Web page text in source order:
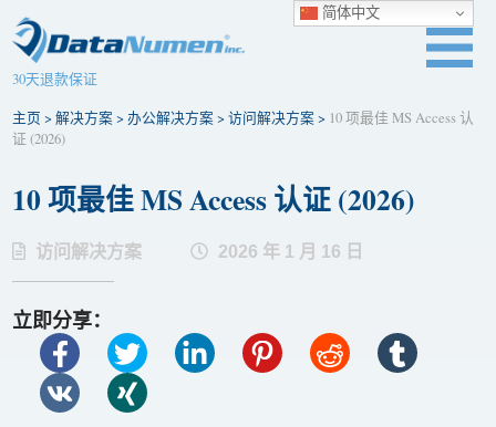
30天退款保证
主页 >解决方案>办公解决方案>访问解决方案> 10 项最佳 MS Access 认
证 (2026)
10 项最佳 MS Access 认证 (2026)
访问解决方案 2026 年 1 月 16 日
立即分享：
简体中文